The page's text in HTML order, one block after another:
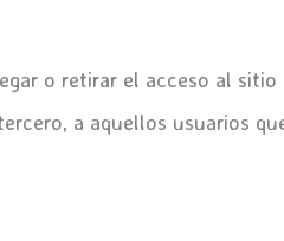
o retirar el acceso al
a aquellos usuarios